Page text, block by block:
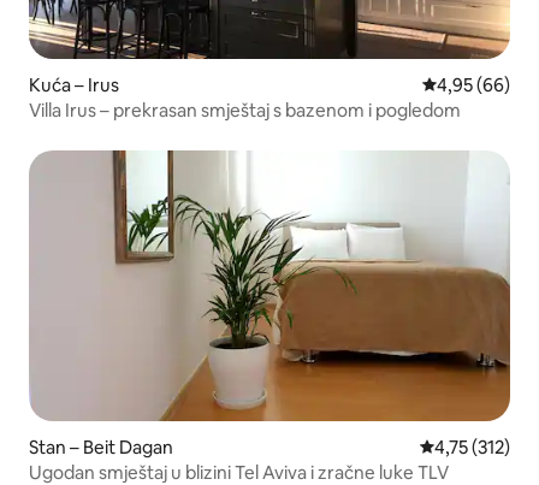
Kuća – Irus Prosječna
4,95 (66)
Villa Irus – prekrasan smještaj s bazenom i pogledom
Stan – Beit Dagan Prosječna
4,75 (312)
Ugodan smještaj u blizini Tel Aviva i zračne luke TLV